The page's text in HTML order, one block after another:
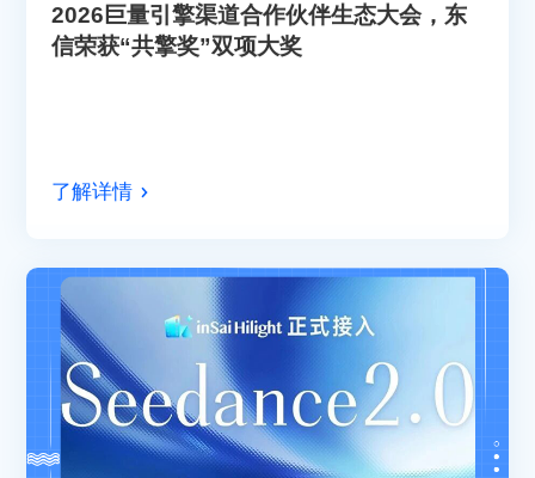
2026巨量引擎渠道合作伙伴生态大会，东
信荣获“共擎奖”双项大奖
了解详情